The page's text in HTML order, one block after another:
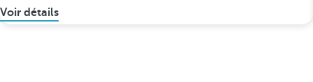
Voir détails